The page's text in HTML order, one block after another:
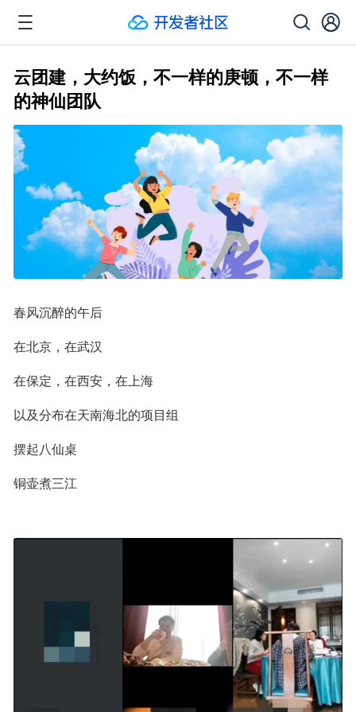
云团建，大约饭，不一样的庚顿，不一样
的神仙团队
春风沉醉的午后
在北京，在武汉
在保定，在西安，在上海
以及分布在天南海北的项目组
摆起八仙桌
铜壶煮三江